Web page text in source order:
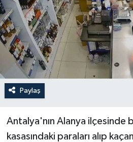
Paylaş
Antalya'nın Alanya ilçesinde
kasasındaki paraları alıp